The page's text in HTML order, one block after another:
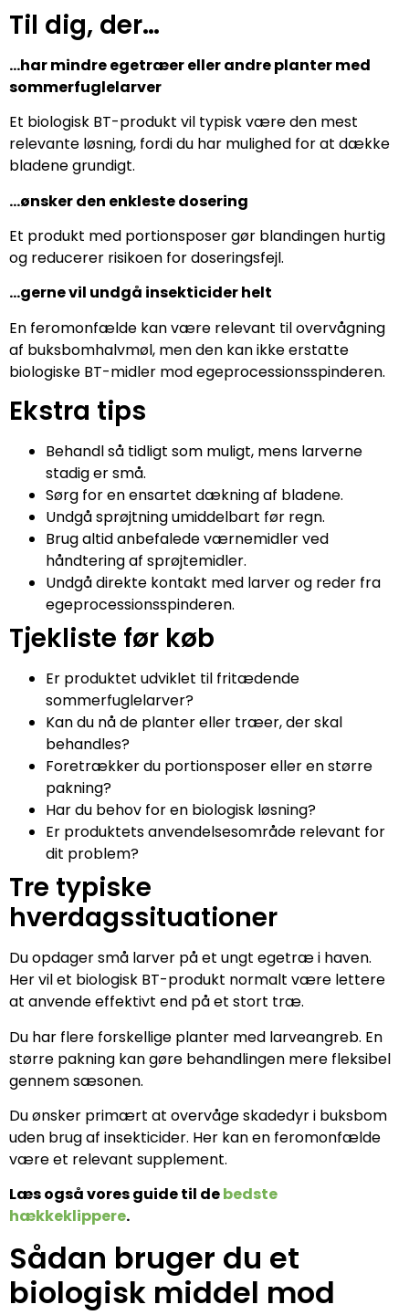
Til dig, der…
…har mindre egetræer eller andre planter med
sommerfuglelarver
Et biologisk BT-produkt vil typisk være den mest
relevante løsning, fordi du har mulighed for at dække
bladene grundigt.
…ønsker den enkleste dosering
Et produkt med portionsposer gør blandingen hurtig
og reducerer risikoen for doseringsfejl.
…gerne vil undgå insekticider helt
En feromonfælde kan være relevant til overvågning
af buksbomhalvmøl, men den kan ikke erstatte
biologiske BT-midler mod egeprocessionsspinderen.
Ekstra tips
Behandl så tidligt som muligt, mens larverne
stadig er små.
Sørg for en ensartet dækning af bladene.
Undgå sprøjtning umiddelbart før regn.
Brug altid anbefalede værnemidler ved
håndtering af sprøjtemidler.
Undgå direkte kontakt med larver og reder fra
egeprocessionsspinderen.
Tjekliste før køb
Er produktet udviklet til fritædende
sommerfuglelarver?
Kan du nå de planter eller træer, der skal
behandles?
Foretrækker du portionsposer eller en større
pakning?
Har du behov for en biologisk løsning?
Er produktets anvendelsesområde relevant for
dit problem?
Tre typiske
hverdagssituationer
Du opdager små larver på et ungt egetræ i haven.
Her vil et biologisk BT-produkt normalt være lettere
at anvende effektivt end på et stort træ.
Du har flere forskellige planter med larveangreb. En
større pakning kan gøre behandlingen mere fleksibel
gennem sæsonen.
Du ønsker primært at overvåge skadedyr i buksbom
uden brug af insekticider. Her kan en feromonfælde
være et relevant supplement.
Læs også vores guide til debedste
hækkeklippere.
Sådan bruger du et
biologisk middel mod